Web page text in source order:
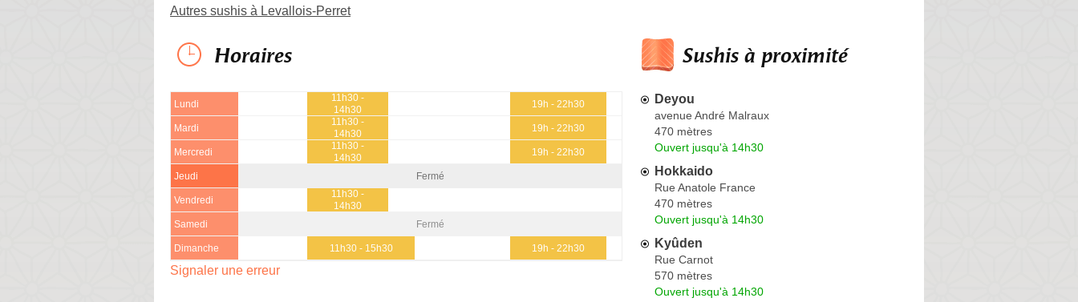
Autres sushis à Levallois-Perret
Horaires
Lundi
11h30 -
14h30
19h - 22h30
Mardi
11h30 -
14h30
19h - 22h30
Mercredi
11h30 -
14h30
19h - 22h30
Jeudi Fermé
Vendredi
11h30 -
14h30
Samedi
Fermé
Dimanche 11h30 - 15h30 19h - 22h30
Signaler une erreur
Sushis à proximité
Deyou
avenue André Malraux
470 mètres
Ouvert jusqu'à 14h30
Hokkaido
Rue Anatole France
470 mètres
Ouvert jusqu'à 14h30
Kyûden
Rue Carnot
570 mètres
Ouvert jusqu'à 14h30